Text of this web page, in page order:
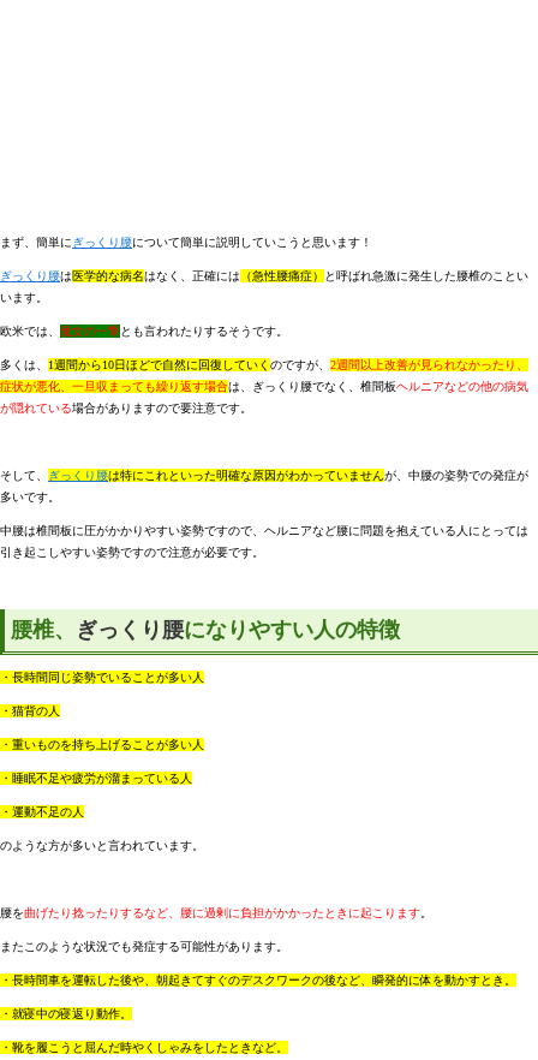
まず、簡単に ぎっくり腰について簡単に説明していこうと思います！
ぎっくり腰は医学的な病名はなく、正確には （急性腰痛症）
と呼ばれ急激に発生した腰椎のことい
います。
欧米では、 魔女の一撃とも言われたりするそうです。
多くは、 1週間から10日ほどで自然に回復していく のですが、 2週間以上改善が見られなかったり、
症状が悪化、一旦収まっても繰り返す場合は、ぎっくり腰でなく、椎間板ヘルニアなどの他の病気
が隠れている場合がありますので要注意です。
そして、 ぎっくり腰は特にこれといった明確な原因がわかっていませんが、中腰の姿勢での発症が
多いです。
中腰は椎間板に圧がかかりやすい姿勢ですので、ヘルニアなど腰に問題を抱えている人にとっては
引き起こしやすい姿勢ですので注意が必要です。
腰椎、 ぎっくり腰になりやすい人の特徴
・長時間同じ姿勢でいることが多い人
・猫背の人
・重いものを持ち上げることが多い人
・睡眠不足や疲労が溜まっている人
・運動不足の人
のような方が多いと言われています。
腰を曲げたり捻ったりするなど、腰に過剰に負担がかかったときに起こります
またこのような状況でも発症する可能性があります。
・長時間車を運転した後や、朝起きてすぐのデスクワークの後など、瞬発的に体を動かすとき。
・就寝中の寝返り動作。
・靴を履こうと屈んだ時やくしゃみをしたときなど。